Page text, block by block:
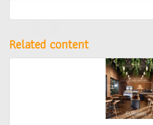
Related content